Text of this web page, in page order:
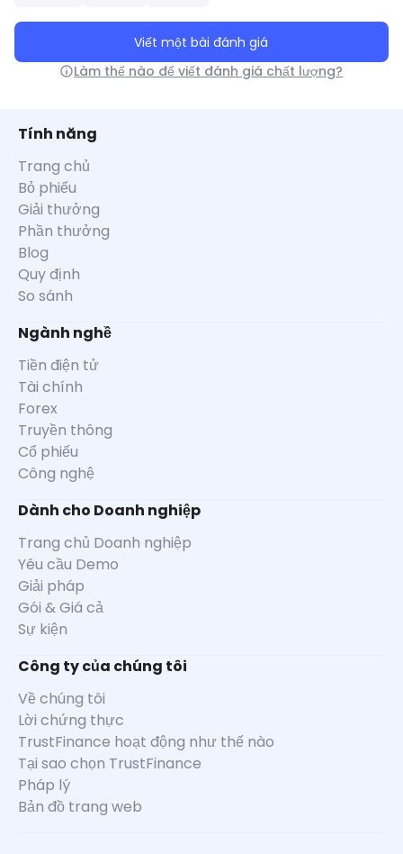
Viết một bài đánh giá
Làm thế nào để viết đánh giá chất lượng?
Tính năng
Trang chủ
Bỏ phiếu
Giải thưởng
Phần thưởng
Blog
Quy định
So sánh
Ngành nghề
Tiền điện tử
Tài chính
Forex
Truyền thông
Cổ phiếu
Công nghệ
Dành cho Doanh nghiệp
Trang chủ Doanh nghiệp
Yêu cầu Demo
Giải pháp
Gói & Giá cả
Sự kiện
Công ty của chúng tôi
Về chúng tôi
Lời chứng thực
TrustFinance hoạt động như thế nào
Tại sao chọn TrustFinance
Pháp lý
Bản đồ trang web